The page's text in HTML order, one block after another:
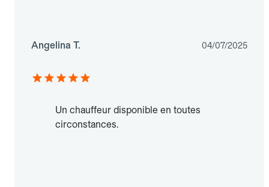
Angelina T. 04/07/2025
Un chauffeur disponible en toutes
circonstances.